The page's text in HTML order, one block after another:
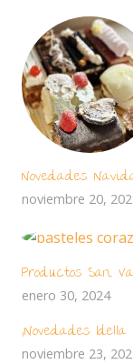
Novedades
noviembre 20,
Productos San
enero 30, 2024
¡Novedades
noviembre 23,